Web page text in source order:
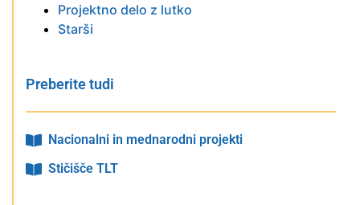
Projektno delo z lutko
Starši
Preberite tudi
Nacionalni in mednarodni projekti
Stičišče TLT